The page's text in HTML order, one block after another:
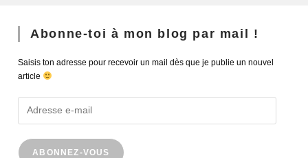
Abonne-toi à mon blog par mail !
Saisis ton adresse pour recevoir un mail dès que je publie un nouvel
article
ABONNEZ-VOUS